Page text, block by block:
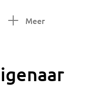
Meer